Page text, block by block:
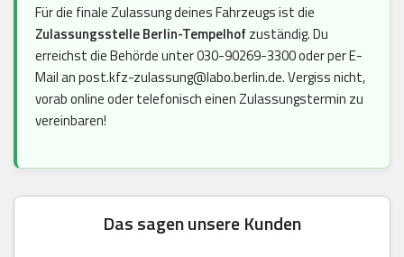
Für die finale Zulassung deines Fahrzeugs ist die
Zulassungsstelle Berlin-Tempelhof zuständig. Du
erreichst die Behörde unter 030-90269-3300 oder per E-
Mail an post.kfz-zulassung@labo.berlin.de. Vergiss nicht,
vorab online oder telefonisch einen Zulassungstermin zu
vereinbaren!
Das sagen unsere Kunden